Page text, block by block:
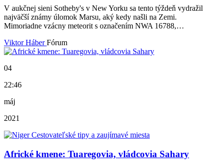
V aukčnej sieni Sotheby's v New Yorku sa tento týždeň vydražil
najväčší známy úlomok Marsu, aký kedy našli na Zemi.
Mimoriadne vzácny meteorit s označením NWA 16788,…
Viktor HáberFórum
04
22:46
máj
2021
Africké kmene: Tuaregovia, vládcovia Sahary